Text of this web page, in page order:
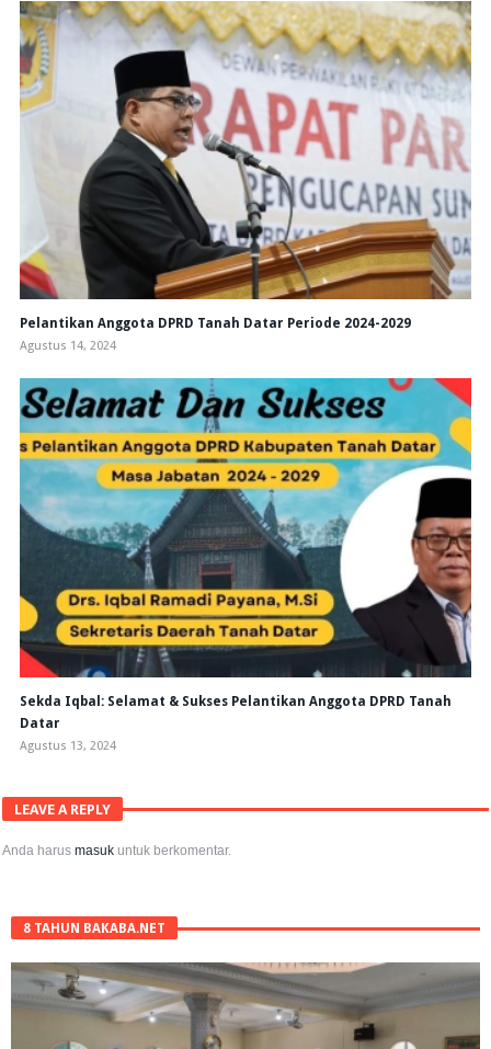
Pelantikan Anggota DPRD Tanah Datar Periode 2024-2029
Agustus 14, 2024
Sekda Iqbal: Selamat & Sukses Pelantikan Anggota DPRD Tanah
Datar
Agustus 13, 2024
LEAVE A REPLY
Anda harusmasuk untuk berkomentar.
8 TAHUN BAKABA.NET